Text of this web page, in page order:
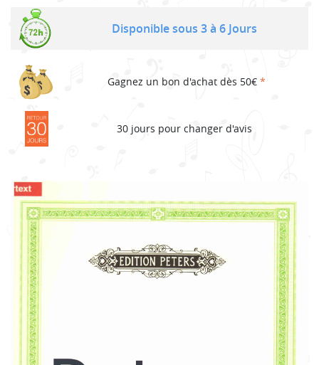
Disponible sous 3 à 6 Jours
Gagnez un bon d'achat dès 50€ *
30 jours pour changer d'avis